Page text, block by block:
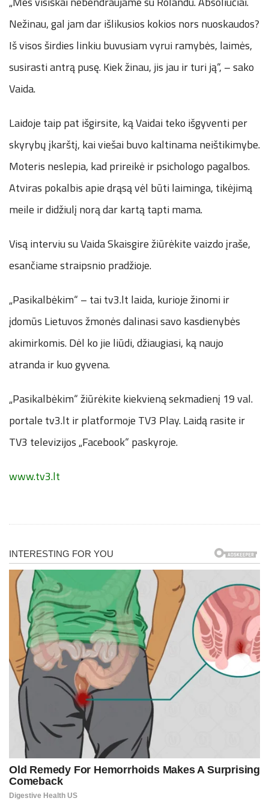
Nežinau, gal jam dar išlikusios kokios nors nuoskaudos?
Iš visos širdies linkiu buvusiam vyrui ramybės, laimės,
susirasti antrą pusę. Kiek žinau, jis jau ir turi ją“, – sako
Vaida.
Laidoje taip pat išgirsite, ką Vaidai teko išgyventi per
skyrybų įkarštį, kai viešai buvo kaltinama neištikimybe.
Moteris neslepia, kad prireikė ir psichologo pagalbos.
Atviras pokalbis apie drąsą vėl būti laiminga, tikėjimą
meile ir didžiulį norą dar kartą tapti mama.
Visą interviu su Vaida Skaisgire žiūrėkite vaizdo įraše,
esančiame straipsnio pradžioje.
„Pasikalbėkim“ – tai tv3.lt laida, kurioje žinomi ir
įdomūs Lietuvos žmonės dalinasi savo kasdienybės
akimirkomis. Dėl ko jie liūdi, džiaugiasi, ką naujo
atranda ir kuo gyvena.
„Pasikalbėkim“ žiūrėkite kiekvieną sekmadienį 19 val.
portale tv3.lt ir platformoje TV3 Play. Laidą rasite ir
TV3 televizijos „Facebook“ paskyroje.
www.tv3.lt